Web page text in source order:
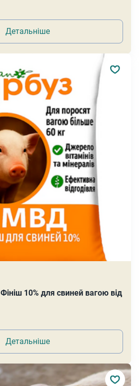
Детальніше
10% для свиней вагою від
Детальніше